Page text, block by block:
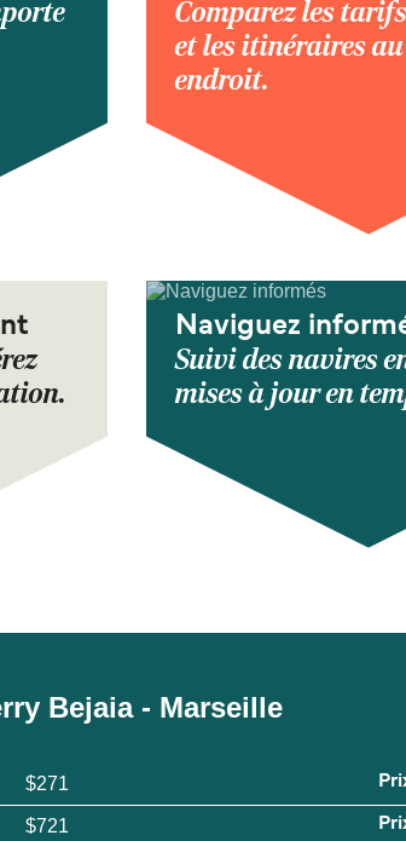
Comparez les
et les itinéraires
endroit.
Naviguez
Suivi des navires
mises à jour en
Bejaia - Marseille
$271
$721